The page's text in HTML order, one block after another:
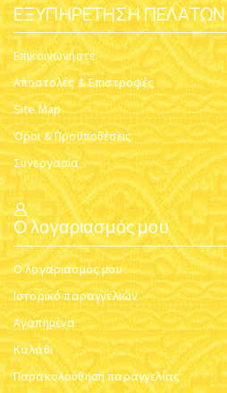
ΕΞΥΠΗΡΈΤΗΣΗ ΠΕΛΑΤΏΝ
Επικοινωνήστε
Αποστολές & Επιστροφές
Site Map
Όροι & Προϋποθέσεις
Συνεργασία
Ο λογαριασμός μου
Ο λογαριασμός μου
Ιστορικό παραγγελιών
Αγαπημένα
Καλάθι
Παρακολούθηση παραγγελίας